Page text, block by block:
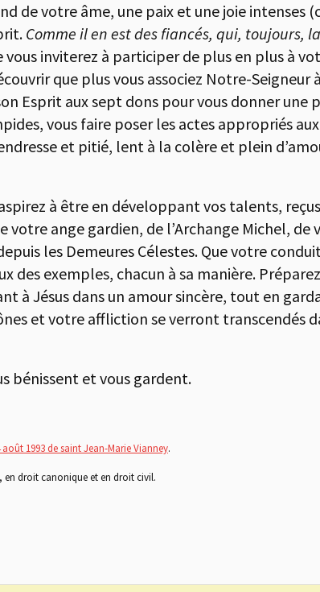
de votre âme, une paix et une joie intenses
Comme il en est des fiancés, qui, toujours,
inviterez à participer de plus en plus à
que plus vous associez Notre-Seigneur
Esprit aux sept dons pour vous donner une
vous faire poser les actes appropriés
et pitié, lent à la colère et plein
à être en développant vos talents,
votre ange gardien, de l’Archange Michel,
les Demeures Célestes. Que votre
des exemples, chacun à sa manière.
à Jésus dans un amour sincère, tout en
et votre affliction se verront transcendés
bénissent et vous gardent.
août 1993 de saint Jean-Marie Vianney.
droit canonique et en droit civil.